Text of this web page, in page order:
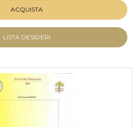
ACQUISTA
LISTA DESIDERI